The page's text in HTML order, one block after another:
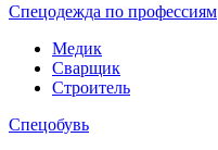
Спецодежда по профессиям
Медик
Сварщик
Строитель
Спецобувь